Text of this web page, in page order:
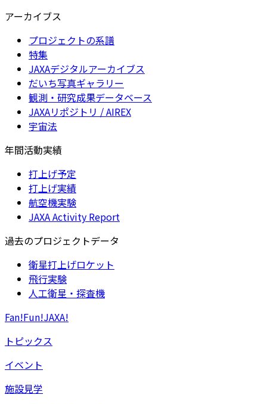
アーカイブス
プロジェクトの系譜
特集
JAXAデジタルアーカイブス
だいち写真ギャラリー
観測・研究成果データベース
JAXAリポジトリ / AIREX
宇宙法
年間活動実績
打上げ予定
打上げ実績
航空機実験
JAXA Activity Report
過去のプロジェクトデータ
衛星打上げロケット
飛行実験
人工衛星・探査機
Fan!Fun!JAXA!
トピックス
イベント
施設見学